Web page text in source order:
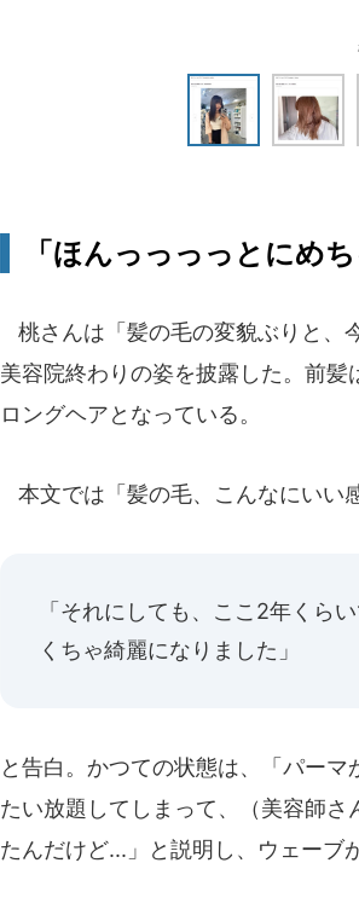
「ほんっっっっとにめ
桃さんは「髪の毛の変貌ぶりと、
美容院終わりの姿を披露した。前
ロングヘアとなっている。
本文では「髪の毛、こんなにいい
「それにしても、ここ2年くら
くちゃ綺麗になりました」
と告白。かつての状態は、「パー
たい放題してしまって、（美容師
たんだけど...」と説明し、ウェーブ